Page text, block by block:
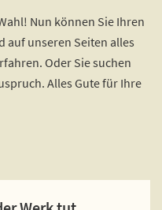
Nun können Sie Ihren
auf unseren Seiten alles
Oder Sie suchen
Alles Gute für Ihre